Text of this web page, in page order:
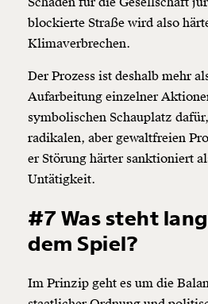
blockierte Straße wird also
Klimaverbrechen.
Der Prozess ist deshalb mehr
Aufarbeitung einzelner
symbolischen Schauplatz
radikalen, aber gewaltfreien
er Störung härter sanktioniert
Untätigkeit.
#7 Was steht
dem Spiel?
Im Prinzip geht es um die